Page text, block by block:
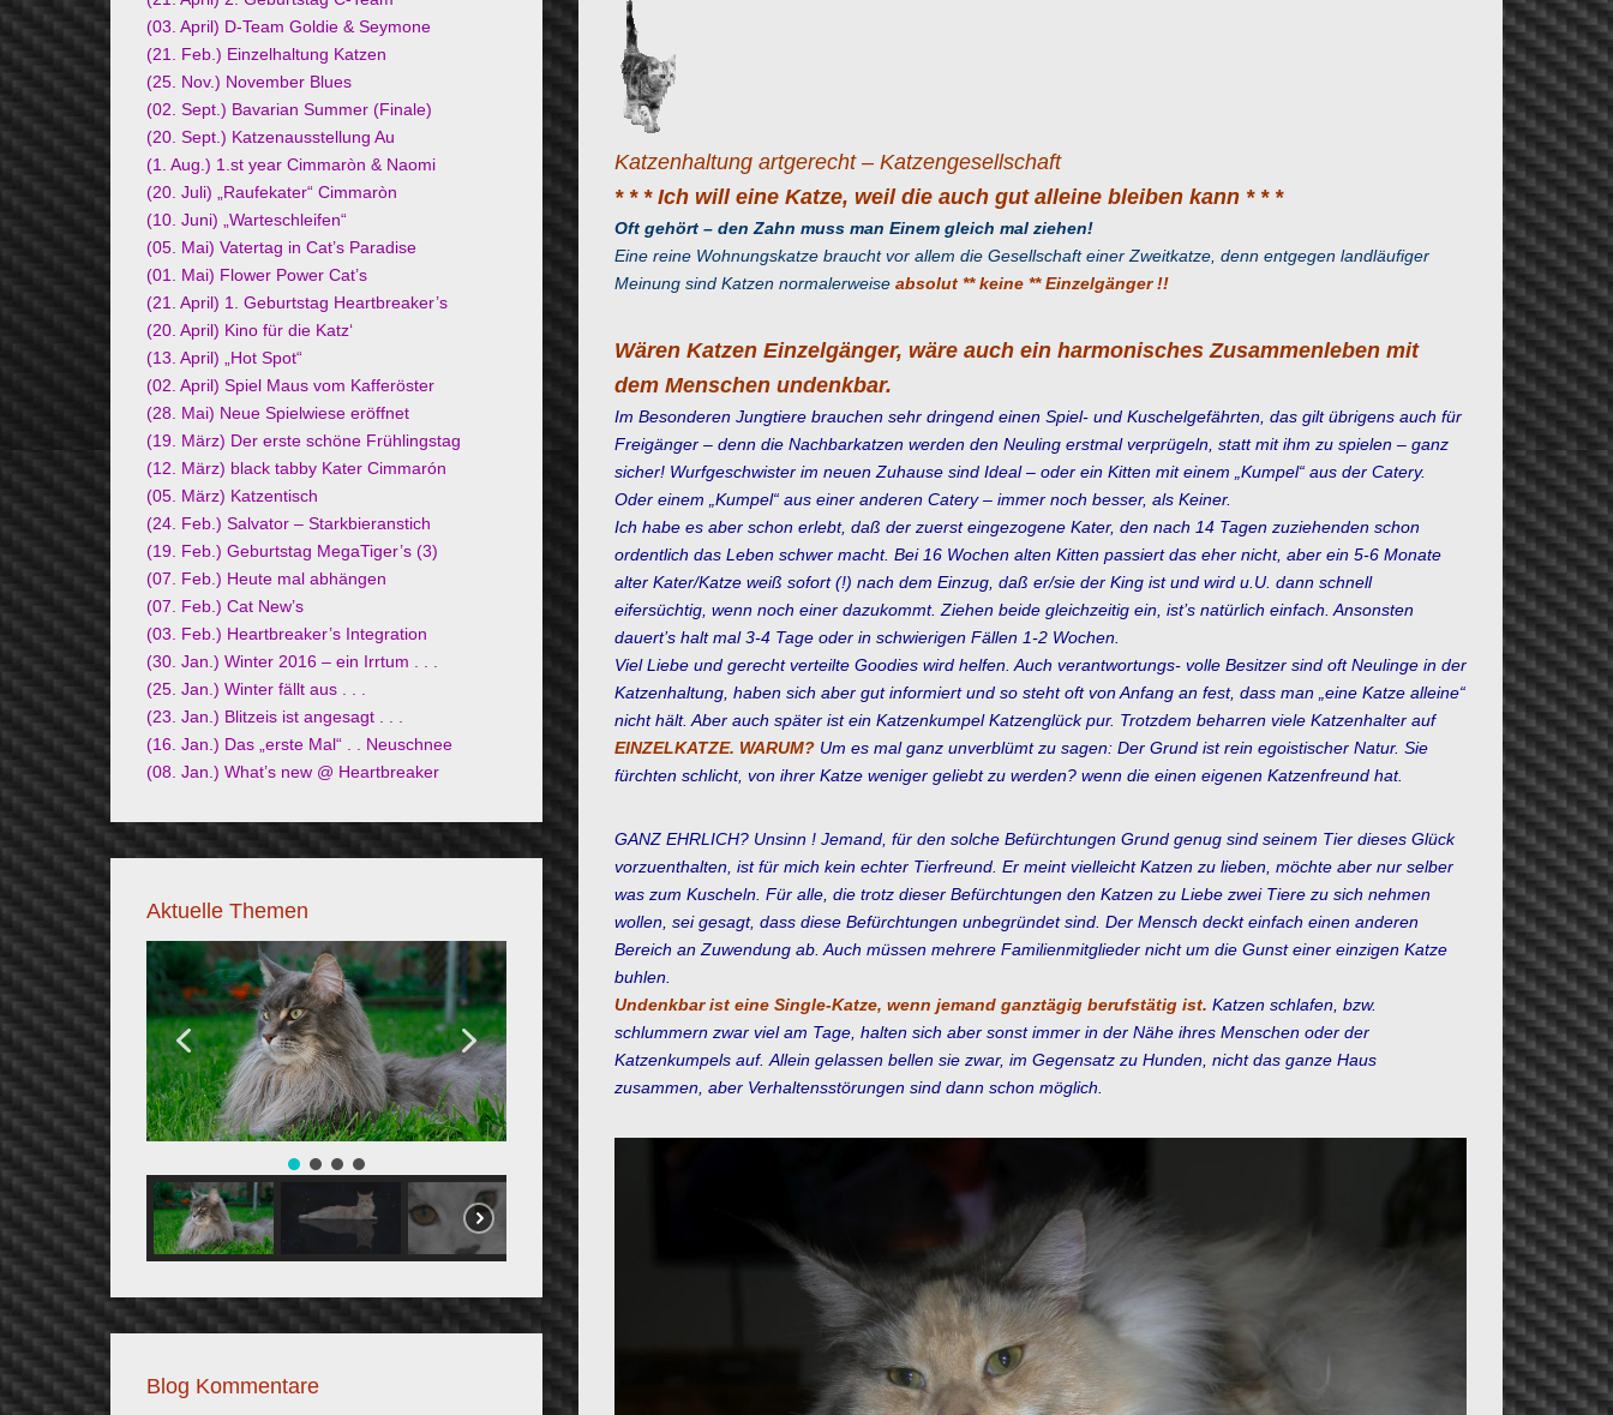
Katzenhaltung artgerecht – Katzengesellschaft
* * * Ich will eine Katze, weil die auch gut alleine bleiben kann * * *
Oft gehört – den Zahn muss man Einem gleich mal ziehen!
Eine reine Wohnungskatze braucht vor allem die Gesellschaft einer Zweitkatze, denn entgegen landläufiger
Meinung sind Katzen normalerweise absolut ** keine ** Einzelgänger !!
Wären Katzen Einzelgänger, wäre auch ein harmonisches Zusammenleben mit
dem Menschen undenkbar.
Im Besonderen Jungtiere brauchen sehr dringend einen Spiel- und Kuschelgefährten, das gilt übrigens auch für
Freigänger – denn die Nachbarkatzen werden den Neuling erstmal verprügeln, statt mit ihm zu spielen – ganz
sicher! Wurfgeschwister im neuen Zuhause sind Ideal – oder ein Kitten mit einem „Kumpel“ aus der Catery.
Oder einem „Kumpel“ aus einer anderen Catery – immer noch besser, als Keiner.
Ich habe es aber schon erlebt, daß der zuerst eingezogene Kater, den nach 14 Tagen zuziehenden schon
ordentlich das Leben schwer macht. Bei 16 Wochen alten Kitten passiert das eher nicht, aber ein 5-6 Monate
alter Kater/Katze weiß sofort (!) nach dem Einzug, daß er/sie der King ist und wird u.U. dann schnell
eifersüchtig, wenn noch einer dazukommt. Ziehen beide gleichzeitig ein, ist’s natürlich einfach. Ansonsten
dauert’s halt mal 3-4 Tage oder in schwierigen Fällen 1-2 Wochen.
Viel Liebe und gerecht verteilte Goodies wird helfen. Auch verantwortungs- volle Besitzer sind oft Neulinge in der
Katzenhaltung, haben sich aber gut informiert und so steht oft von Anfang an fest, dass man „eine Katze alleine“
nicht hält. Aber auch später ist ein Katzenkumpel Katzenglück pur. Trotzdem beharren viele Katzenhalter auf
EINZELKATZE. WARUM? Um es mal ganz unverblümt zu sagen: Der Grund ist rein egoistischer Natur. Sie
fürchten schlicht, von ihrer Katze weniger geliebt zu werden? wenn die einen eigenen Katzenfreund hat.
GANZ EHRLICH? Unsinn ! Jemand, für den solche Befürchtungen Grund genug sind seinem Tier dieses Glück
vorzuenthalten, ist für mich kein echter Tierfreund. Er meint vielleicht Katzen zu lieben, möchte aber nur selber
was zum Kuscheln. Für alle, die trotz dieser Befürchtungen den Katzen zu Liebe zwei Tiere zu sich nehmen
wollen, sei gesagt, dass diese Befürchtungen unbegründet sind. Der Mensch deckt einfach einen anderen
Bereich an Zuwendung ab. Auch müssen mehrere Familienmitglieder nicht um die Gunst einer einzigen Katze
buhlen.
Undenkbar ist eine Single-Katze, wenn jemand ganztägig berufstätig ist. Katzen schlafen, bzw.
schlummern zwar viel am Tage, halten sich aber sonst immer in der Nähe ihres Menschen oder der
Katzenkumpels auf. Allein gelassen bellen sie zwar, im Gegensatz zu Hunden, nicht das ganze Haus
zusammen, aber Verhaltensstörungen sind dann schon möglich.
(03. April) D-Team Goldie & Seymone
(21. Feb.) Einzelhaltung Katzen
(25. Nov.) November Blues
(02. Sept.) Bavarian Summer (Finale)
(20. Sept.) Katzenausstellung Au
(1. Aug.) 1.st year Cimmaròn & Naomi
(20. Juli) „Raufekater“ Cimmaròn
(10. Juni) „Warteschleifen“
(05. Mai) Vatertag in Cat’s Paradise
(01. Mai) Flower Power Cat’s
(21. April) 1. Geburtstag Heartbreaker’s
(20. April) Kino für die Katz‘
(13. April) „Hot Spot“
(02. April) Spiel Maus vom Kafferöster
(28. Mai) Neue Spielwiese eröffnet
(19. März) Der erste schöne Frühlingstag
(12. März) black tabby Kater Cimmarón
(05. März) Katzentisch
(24. Feb.) Salvator – Starkbieranstich
(19. Feb.) Geburtstag MegaTiger’s (3)
(07. Feb.) Heute mal abhängen
(07. Feb.) Cat New’s
(03. Feb.) Heartbreaker’s Integration
(30. Jan.) Winter 2016 – ein Irrtum . . .
(25. Jan.) Winter fällt aus . . .
(23. Jan.) Blitzeis ist angesagt . . .
(16. Jan.) Das „erste Mal“ . . Neuschnee
(08. Jan.) What’s new @ Heartbreaker
Aktuelle Themen
Blog Kommentare